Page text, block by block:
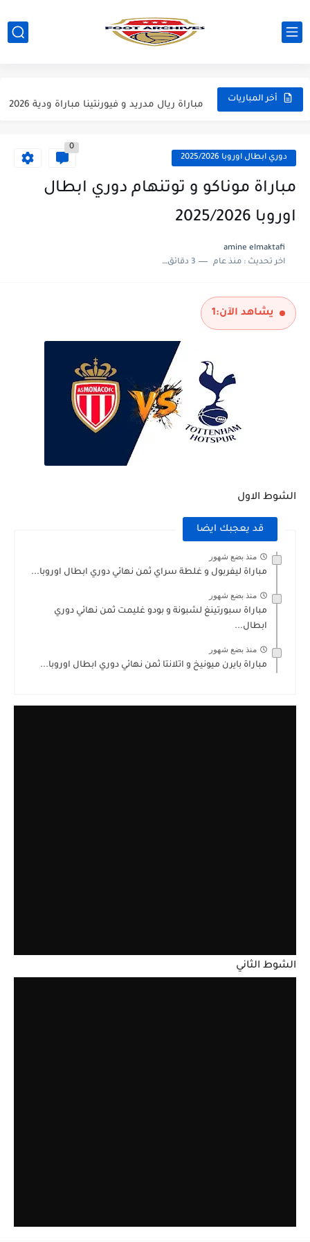
أخر المباريات
مباراة مانشستر يونايتد و اتلتيكو مدريد مباراة ودية 2026
مباراة ريال مدريد و فيورنتينا مباراة ودية 2026
مباراة برشلونة و بيرمنغهام مباراة ودية 2026
مباراة سيلتيك و ميلان مباراة ودية 2026
دوري ابطال اوروبا 2025/2026
0
مباراة موناكو و توتنهام دوري ابطال
اوروبا 2025/2026
amine elmaktafi
اخر تحديث :منذ عام 3 دقائق للقراءة
يشاهد الآن:1
الشوط الاول
قد يعجبك ايضا
منذ بضع شهور
مباراة ليفربول و غلطة سراي ثمن نهائي دوري ابطال اوروبا...
منذ بضع شهور
مباراة سبورتينغ لشبونة و بودو غليمت ثمن نهائي دوري
ابطال...
منذ بضع شهور
مباراة بايرن ميونيخ و اتلانتا ثمن نهائي دوري ابطال اوروبا...
الشوط الثاني